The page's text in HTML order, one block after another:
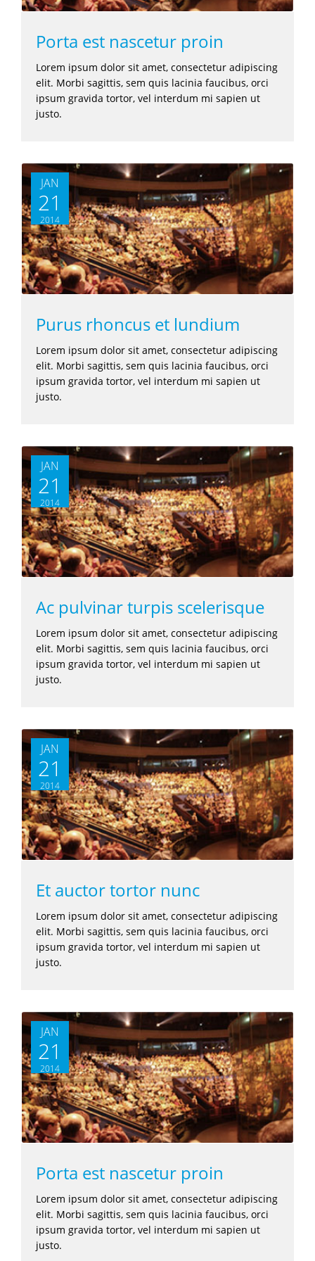
Porta est nascetur proin
Lorem ipsum dolor sit amet, consectetur adipiscing
elit. Morbi sagittis, sem quis lacinia faucibus, orci
ipsum gravida tortor, vel interdum mi sapien ut
justo.
JAN
21
2014
Purus rhoncus et lundium
Lorem ipsum dolor sit amet, consectetur adipiscing
elit. Morbi sagittis, sem quis lacinia faucibus, orci
ipsum gravida tortor, vel interdum mi sapien ut
justo.
JAN
21
2014
Ac pulvinar turpis scelerisque
Lorem ipsum dolor sit amet, consectetur adipiscing
elit. Morbi sagittis, sem quis lacinia faucibus, orci
ipsum gravida tortor, vel interdum mi sapien ut
justo.
JAN
21
2014
Et auctor tortor nunc
Lorem ipsum dolor sit amet, consectetur adipiscing
elit. Morbi sagittis, sem quis lacinia faucibus, orci
ipsum gravida tortor, vel interdum mi sapien ut
justo.
JAN
21
2014
Porta est nascetur proin
Lorem ipsum dolor sit amet, consectetur adipiscing
elit. Morbi sagittis, sem quis lacinia faucibus, orci
ipsum gravida tortor, vel interdum mi sapien ut
justo.